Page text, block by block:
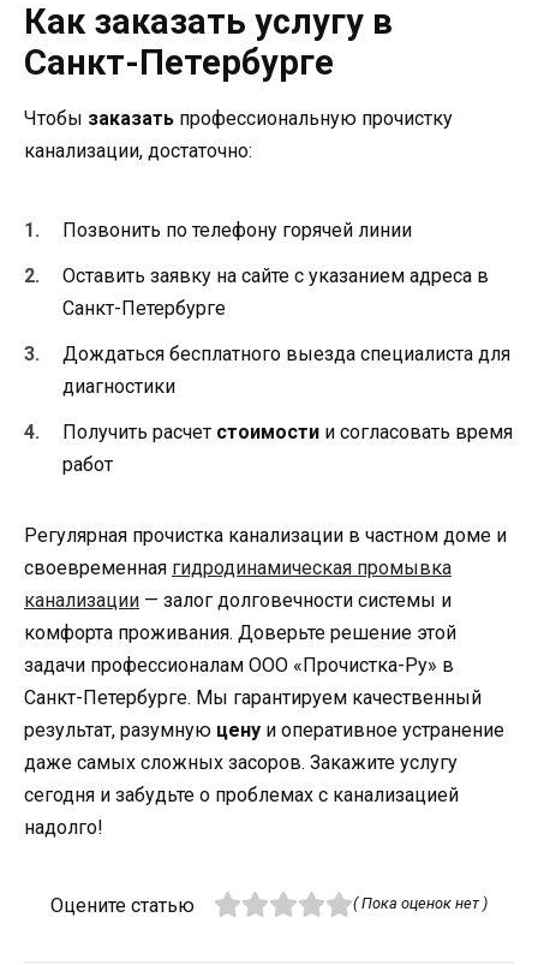
Как заказать услугу в
Санкт-Петербурге
Чтобы заказать профессиональную прочистку
канализации, достаточно:
Позвонить по телефону горячей линии
Оставить заявку на сайте с указанием адреса в
Санкт-Петербурге
Дождаться бесплатного выезда специалиста для
диагностики
Получить расчет стоимости и согласовать время
работ
Регулярная прочистка канализации в частном доме и
своевременная гидродинамическая промывка
канализации — залог долговечности системы и
комфорта проживания. Доверьте решение этой
задачи профессионалам ООО «Прочистка-Ру» в
Санкт-Петербурге. Мы гарантируем качественный
результат, разумную цену и оперативное устранение
даже самых сложных засоров. Закажите услугу
сегодня и забудьте о проблемах с канализацией
надолго!
Оцените статью ( Пока оценок нет )